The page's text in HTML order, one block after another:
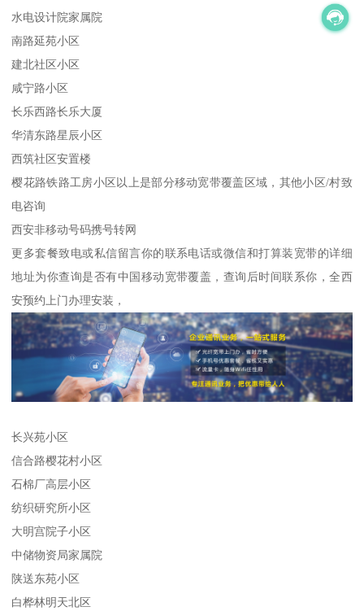
水电设计院家属院
南路延苑小区
建北社区小区
咸宁路小区
长乐西路长乐大厦
华清东路星辰小区
西筑社区安置楼
樱花路铁路工房小区以上是部分移动宽带覆盖区域，其他小区/村致
电咨询
西安非移动号码携号转网
更多套餐致电或私信留言你的联系电话或微信和打算装宽带的详细
地址为你查询是否有中国移动宽带覆盖，查询后时间联系你，全西
安预约上门办理安装，
长兴苑小区
信合路樱花村小区
石棉厂高层小区
纺织研究所小区
大明宫院子小区
中储物资局家属院
陕送东苑小区
白桦林明天北区